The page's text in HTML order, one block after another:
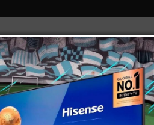
MUNDO PAÍS EVENTOS